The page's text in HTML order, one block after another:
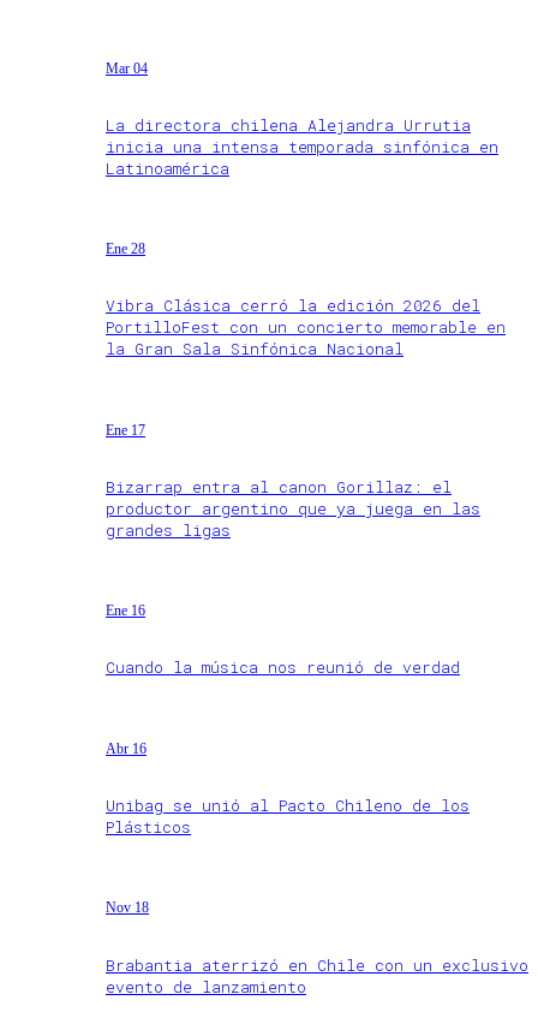
Mar 04
La directora chilena Alejandra Urrutia
inicia una intensa temporada sinfónica en
Latinoamérica
Ene 28
Vibra Clásica cerró la edición 2026 del
PortilloFest con un concierto memorable en
la Gran Sala Sinfónica Nacional
Ene 17
Bizarrap entra al canon Gorillaz: el
productor argentino que ya juega en las
grandes ligas
Ene 16
Cuando la música nos reunió de verdad
Abr 16
Unibag se unió al Pacto Chileno de los
Plásticos
Nov 18
Brabantia aterrizó en Chile con un exclusivo
evento de lanzamiento